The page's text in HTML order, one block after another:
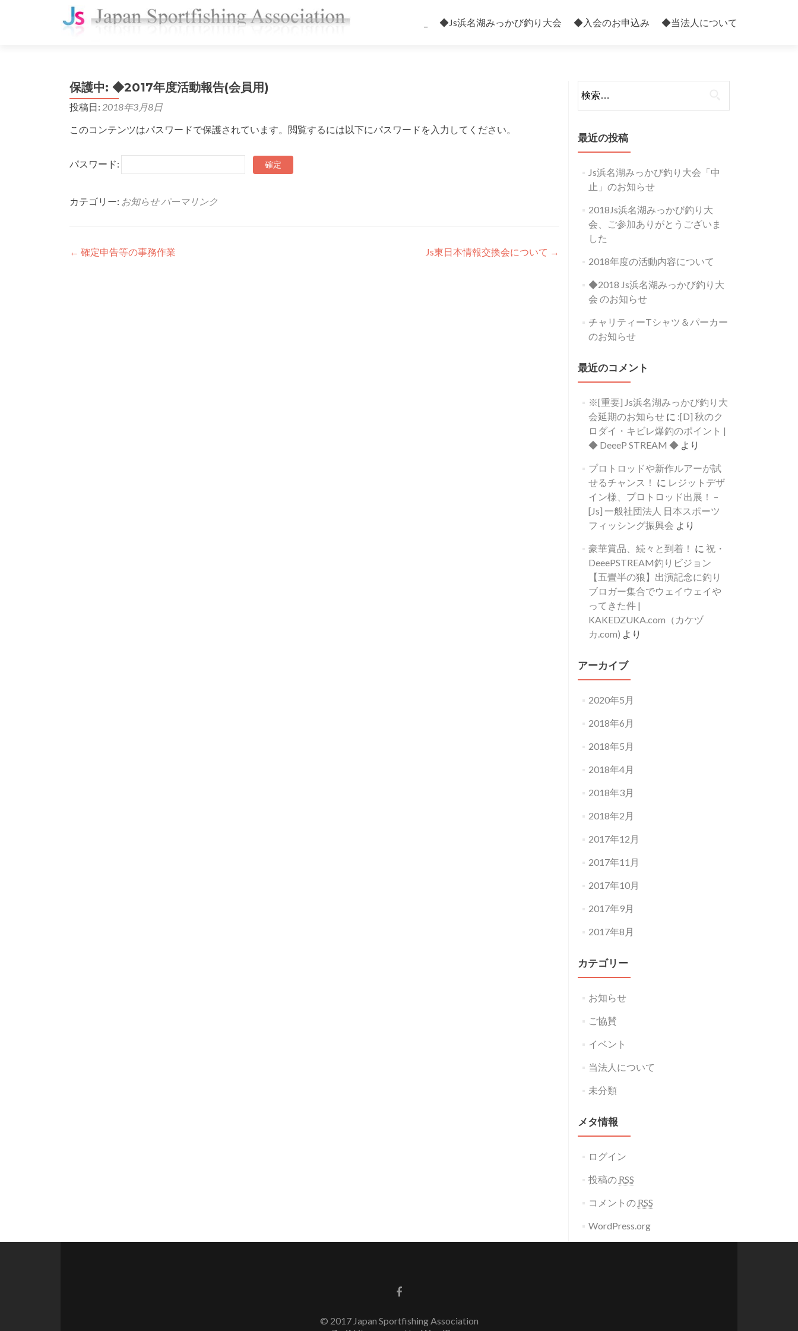
プ
◆Js浜名湖みっかび釣り大会 ◆入会のお申込み ◆当法人について
保護中: ◆2017年度活動報告(会員用)
投稿日: 2018年3月8日
このコンテンツはパスワードで保護されています。閲覧するには以下にパスワードを入力してください。
パスワード:
カテゴリー: お知らせ パーマリンク
投
← 確定申告等の事務作業 Js東日本情報交換会について →
索:
最近の投稿
Js浜名湖みっかび釣り大会「中
止」のお知らせ
2018Js浜名湖みっかび釣り大
会、ご参加ありがとうございま
した
2018年度の活動内容について
◆2018 Js浜名湖みっかび釣り大
会 のお知らせ
チャリティーTシャツ＆パーカー
のお知らせ
最近のコメント
※[重要] Js浜名湖みっかび釣り大
会延期のお知らせに :[D] 秋のク
ロダイ・キビレ爆釣のポイント |
◆ DeeeP STREAM ◆より
プロトロッドや新作ルアーが試
せるチャンス！ に レジットデザ
イン様、プロトロッド出展！ –
[Js] 一般社団法人 日本スポーツ
フィッシング振興会 より
豪華賞品、続々と到着！ に 祝・
DeeePSTREAM釣りビジョン
【五畳半の狼】出演記念に釣り
ブロガー集合でウェイウェイや
ってきた件 |
KAKEDZUKA.com（カケヅ
カ.com) より
アーカイブ
2020年5月
2018年6月
2018年5月
2018年4月
2018年3月
2018年2月
2017年12月
2017年11月
2017年10月
2017年9月
2017年8月
カテゴリー
お知らせ
ご協賛
イベント
当法人について
未分類
メタ情報
ログイン
投稿の RSS
コメントの RSS
WordPress.org
Go
© 2017 Japan Sportfishing Association